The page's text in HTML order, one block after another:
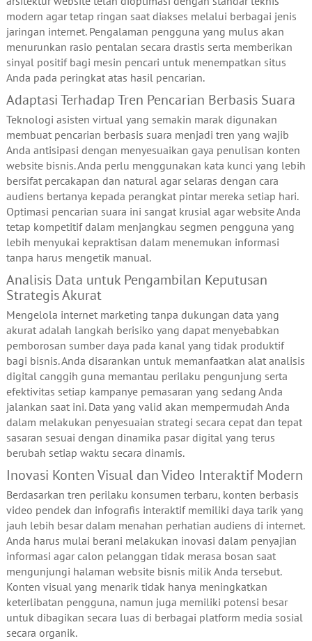
modern agar tetap ringan saat diakses melalui berbagai jenis
jaringan internet. Pengalaman pengguna yang mulus akan
menurunkan rasio pentalan secara drastis serta memberikan
sinyal positif bagi mesin pencari untuk menempatkan situs
Anda pada peringkat atas hasil pencarian.
Adaptasi Terhadap Tren Pencarian Berbasis Suara
Teknologi asisten virtual yang semakin marak digunakan
membuat pencarian berbasis suara menjadi tren yang wajib
Anda antisipasi dengan menyesuaikan gaya penulisan konten
website bisnis. Anda perlu menggunakan kata kunci yang lebih
bersifat percakapan dan natural agar selaras dengan cara
audiens bertanya kepada perangkat pintar mereka setiap hari.
Optimasi pencarian suara ini sangat krusial agar website Anda
tetap kompetitif dalam menjangkau segmen pengguna yang
lebih menyukai kepraktisan dalam menemukan informasi
tanpa harus mengetik manual.
Analisis Data untuk Pengambilan Keputusan
Strategis Akurat
Mengelola internet marketing tanpa dukungan data yang
akurat adalah langkah berisiko yang dapat menyebabkan
pemborosan sumber daya pada kanal yang tidak produktif
bagi bisnis. Anda disarankan untuk memanfaatkan alat analisis
digital canggih guna memantau perilaku pengunjung serta
efektivitas setiap kampanye pemasaran yang sedang Anda
jalankan saat ini. Data yang valid akan mempermudah Anda
dalam melakukan penyesuaian strategi secara cepat dan tepat
sasaran sesuai dengan dinamika pasar digital yang terus
berubah setiap waktu secara dinamis.
Inovasi Konten Visual dan Video Interaktif Modern
Berdasarkan tren perilaku konsumen terbaru, konten berbasis
video pendek dan infografis interaktif memiliki daya tarik yang
jauh lebih besar dalam menahan perhatian audiens di internet.
Anda harus mulai berani melakukan inovasi dalam penyajian
informasi agar calon pelanggan tidak merasa bosan saat
mengunjungi halaman website bisnis milik Anda tersebut.
Konten visual yang menarik tidak hanya meningkatkan
keterlibatan pengguna, namun juga memiliki potensi besar
untuk dibagikan secara luas di berbagai platform media sosial
secara organik.